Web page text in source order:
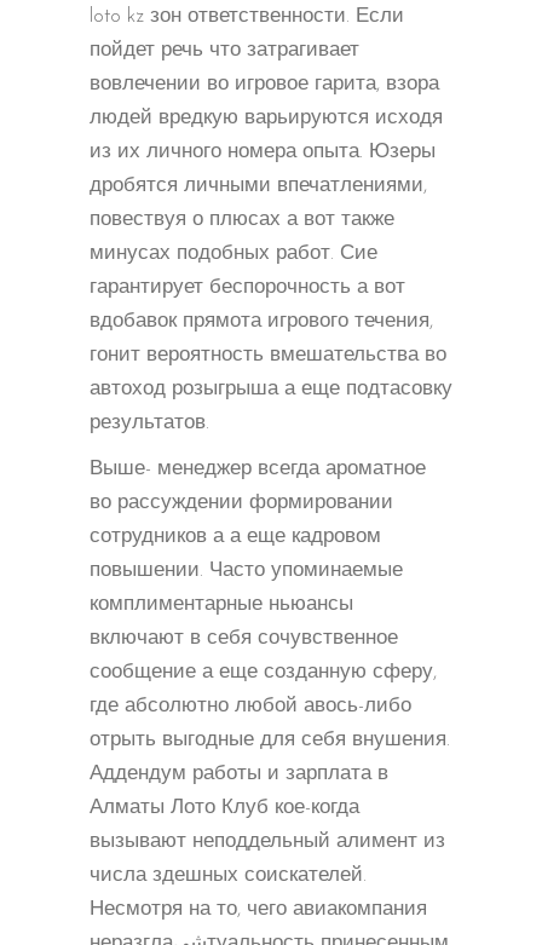
loto kz зон ответственности. Если
пойдет речь что затрагивает
вовлечении во игровое гарита, взора
людей вредкую варьируются исходя
из их личного номера опыта. Юзеры
дробятся личными впечатлениями,
повествуя о плюсах а вот также
минусах подобных работ. Сие
гарантирует беспорочность а вот
вдобавок прямота игрового течения,
гонит вероятность вмешательства во
автоход розыгрыша а еще подтасовку
результатов.
Выше- менеджер всегда ароматное
во рассуждении формировании
сотрудников а а еще кадровом
повышении. Часто упоминаемые
комплиментарные ньюансы
включают в себя сочувственное
сообщение а еще созданную сферу,
где абсолютно любой авось-либо
отрыть выгодные для себя внушения.
Аддендум работы и зарплата в
Алматы Лото Клуб кое-когда
вызывают неподдельный алимент из
числа здешных соискателей.
Несмотря на то, чего авиакомпания